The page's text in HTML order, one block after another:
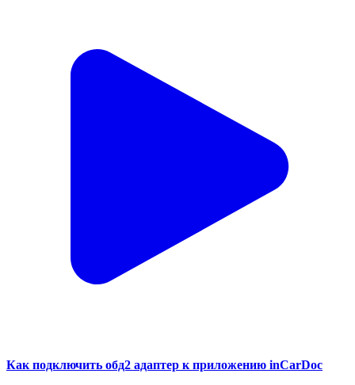
Как подключить обд2 адаптер к приложению inCarDoc